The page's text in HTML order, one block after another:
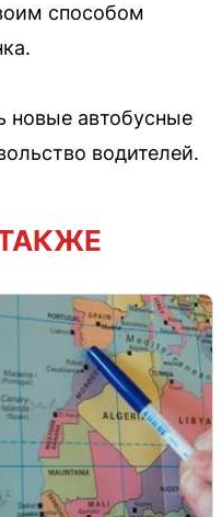
способом
новые автобусные
водителей.